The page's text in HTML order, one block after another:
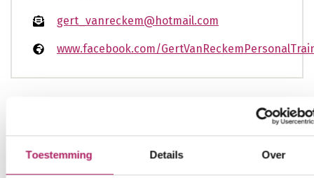
Toestemming Details Over
gert_vanreckem@hotmail.com
www.facebook.com/
Openingsuren nu gesloten Enkel op afspraak
ma
unknown